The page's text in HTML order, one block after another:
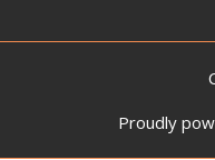
Proudly